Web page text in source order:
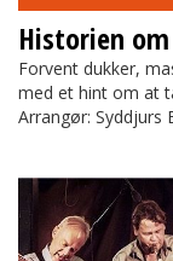
Historien
Forvent dukker,
med et hint om at
Arrangør: Syddjurs
Grarup Allstars